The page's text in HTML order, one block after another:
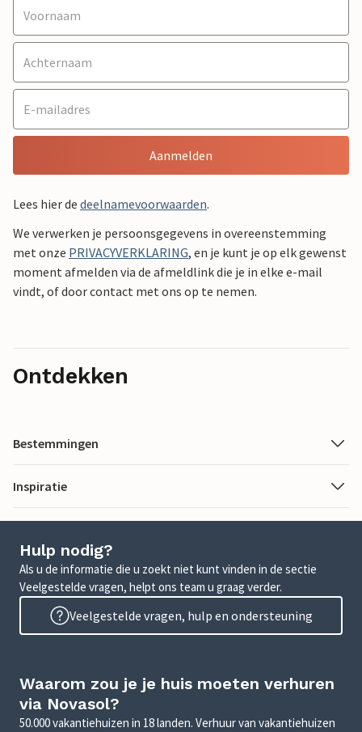
Aanmelden
Lees hier de deelnamevoorwaarden.
We verwerken je persoonsgegevens in overeenstemming
met onze PRIVACYVERKLARING, en je kunt je op elk gewenst
moment afmelden via de afmeldlink die je in elke e-mail
vindt, of door contact met ons op te nemen.
Ontdekken
Bestemmingen
Inspiratie
Hulp nodig?
Als u de informatie die u zoekt niet kunt vinden in de sectie
Veelgestelde vragen, helpt ons team u graag verder.
Veelgestelde vragen, hulp en ondersteuning
Waarom zou je je huis moeten verhuren
via Novasol?
50.000 vakantiehuizen in 18 landen. Verhuur van vakantiehuizen